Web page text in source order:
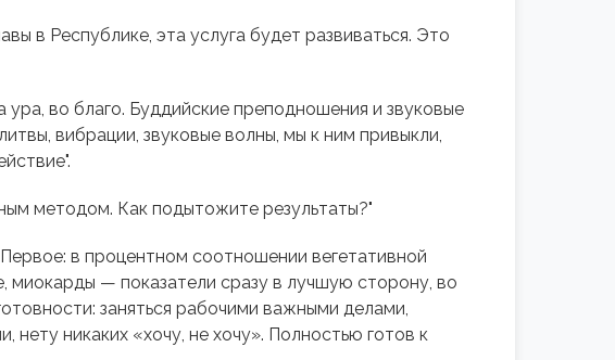
в Республике, эта услуга будет развиваться. Это
во благо. Буддийские преподношения и звуковые
вибрации, звуковые волны, мы к ним привыкли,
методом. Как подытожите результаты?"
в процентном соотношении вегетативной
миокарды — показатели сразу в лучшую сторону, во
заняться рабочими важными делами,
никаких «хочу, не хочу». Полностью готов к